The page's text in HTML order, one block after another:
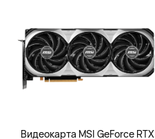
Видеокарта MSI GeForce RTX